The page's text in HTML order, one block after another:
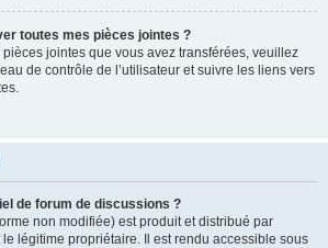
toutes mes pièces jointes ?
jointes que vous avez transférées, veuillez
de contrôle de l’utilisateur et suivre les liens vers
de forum de discussions ?
non modifiée) est produit et distribué par
le légitime propriétaire. Il est rendu accessible sous